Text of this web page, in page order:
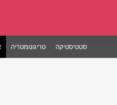
טריגונומטריה סטטיסטיקה